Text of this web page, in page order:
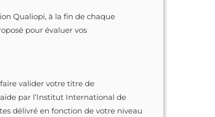
Qualiopi, à la fin de chaque
pour évaluer vos
valider votre titre de
par l’Institut International de
délivré en fonction de votre niveau